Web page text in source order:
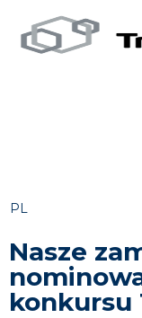
PL
Nasze
konkursu